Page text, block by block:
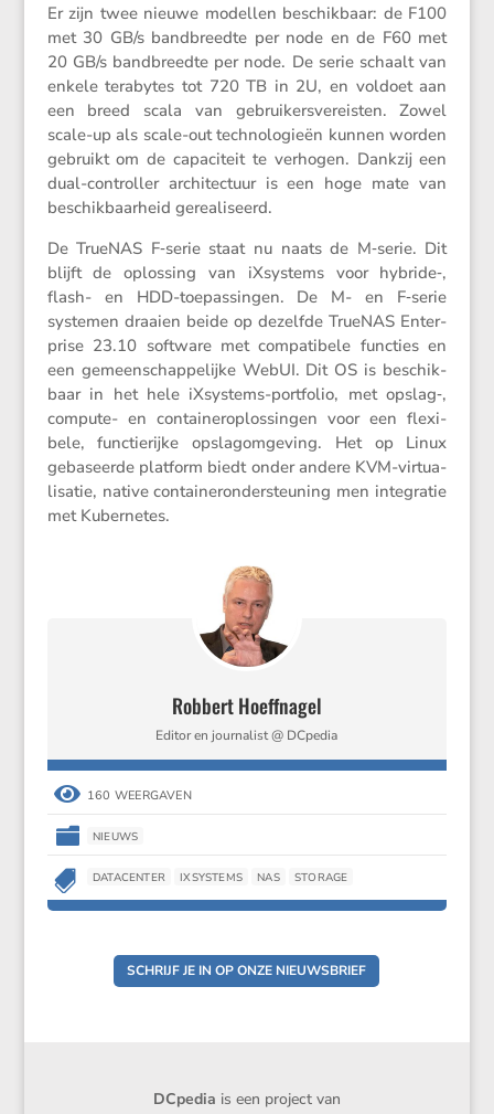
Er zijn twee nieuwe modellen beschik­baar: de F100
met 30 GB/​s bandbreedte per node en de F60 met
20 GB/​s bandbreedte per node. De serie schaalt van
enkele terabytes tot 720 TB in 2U, en voldoet aan
een breed scala van gebrui­kers­ver­eisten. Zowel
scale-up als scale-out techno­lo­gieën kunnen worden
gebruikt om de capaci­teit te verhogen. Dankzij een
dual-controller archi­tec­tuur is een hoge mate van
beschik­baar­heid gerealiseerd.
De TrueNAS F‑serie staat nu naats de M‑serie. Dit
blijft de oplos­sing van iXsys­tems voor hybride‑,
flash- en HDD-toepas­singen. De M- en F‑serie
systemen draaien beide op dezelfde TrueNAS Enter­
prise 23.10 software met compa­ti­bele functies en
een gemeen­schap­pe­lijke WebUI. Dit OS is beschik­
baar in het hele iXsys­tems-portfolio, met opslag‑,
compute- en contai­ner­op­los­singen voor een flexi­
bele, functie­rijke opslagom­ge­ving. Het op Linux
gebaseerde platform biedt onder andere KVM-virtu­a­
li­satie, native contai­ner­on­der­steu­ning men integratie
met Kubernetes.
Robbert Hoeffnagel
Editor en journalist @ DCpedia
 160 WEERGAVEN
 NIEUWS
 DATACENTER IXSYSTEMS NAS STORAGE
SCHRIJF JE IN OP ONZE NIEUWSBRIEF
DCpedia is een project van